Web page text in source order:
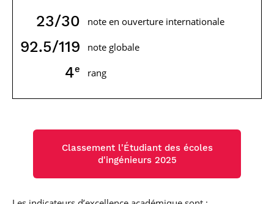
25/30 note en ouverture internationale
92.5/119 note globale
5e rang
Classement l'Étudiant des écoles
d'ingénieurs 2025